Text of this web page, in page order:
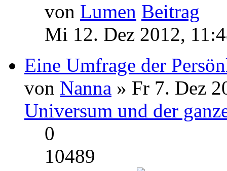
von Lumen
Mi 12. Dez 2012,
Eine Umfrage der
von Nanna » Fr 7. Dez
Universum und der
0
10489